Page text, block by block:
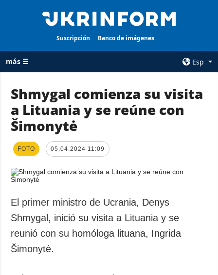
Suscripción Banco de imágenes
más ☰
Esp
TODAS LAS
CATEGORÍAS
Guerra
Reconstrucción
Política
Defensa
Sociedad y
Cultura
Deportes
AGENCIA
privacidad y
protección de
datos personales
Shmygal comienza su visita
a Lituania y se reúne con
Šimonytė
FOTO 05.04.2024 11:09
El primer ministro de Ucrania, Denys
Shmygal, inició su visita a Lituania y se
reunió con su homóloga lituana, Ingrida
Šimonytė.